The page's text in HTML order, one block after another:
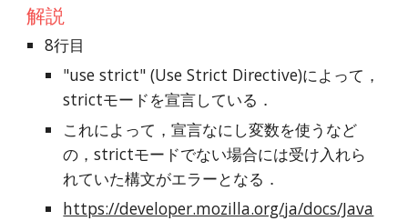
解説
8行目
"use strict" (Use Strict Directive)によって，
strictモードを宣言している．
これによって，宣言なにし変数を使うなど
の，strictモードでない場合には受け入れら
れていた構文がエラーとなる．
https://developer.mozilla.org/ja/docs/Java